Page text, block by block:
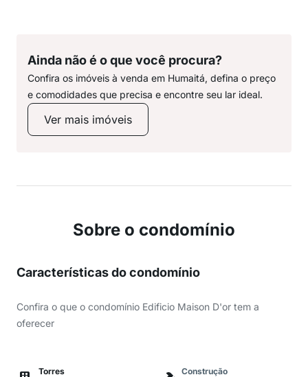
Ainda não é o que você procura?
Confira os imóveis à venda em Humaitá, defina o preço
e comodidades que precisa e encontre seu lar ideal.
Ver mais imóveis
Sobre o condomínio
Características do condomínio
Confira o que o condomínio Edificio Maison D'or tem a
oferecer
Torres
Construção